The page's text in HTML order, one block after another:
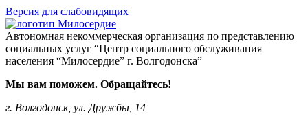
Версия для слабовидящих
Автономная некоммерческая организация по представлению
социальных услуг “Центр социального обслуживания
населения “Милосердие” г. Волгодонска”
Мы вам поможем. Обращайтесь!
г. Волгодонск, ул. Дружбы, 14